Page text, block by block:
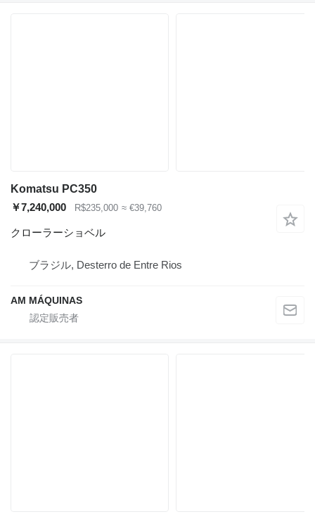
Komatsu PC350
￥7,240,000
R$235,000 ≈ €39,760
クローラーショベル
ブラジル, Desterro de Entre Rios
AM MÁQUINAS